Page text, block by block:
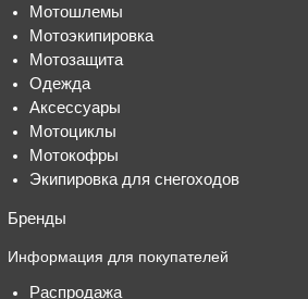
Мотошлемы
Мотоэкипировка
Мотозащита
Одежда
Аксессуары
Мотоциклы
Мотокофры
Экипировка для снегоходов
Бренды
Информация для покупателей
Распродажа